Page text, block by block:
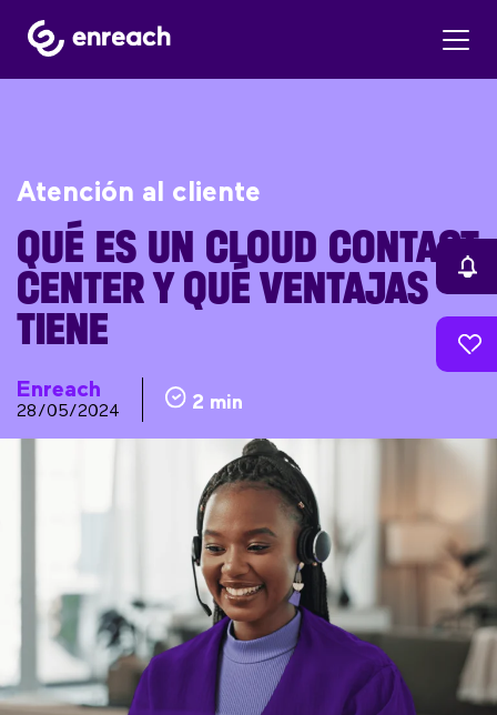
Atención al cliente
QUÉ ES UN CLOUD CONTACT
CENTER Y QUÉ VENTAJAS
TIENE
Enreach
28/05/2024 2 min